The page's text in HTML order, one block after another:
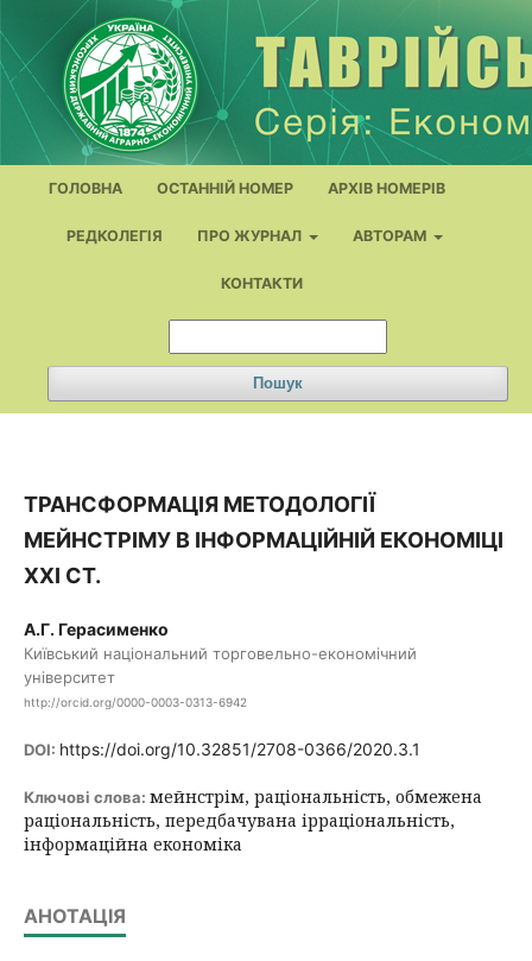
ГОЛОВНА ОСТАННІЙ НОМЕР АРХІВ НОМЕРІВ
РЕДКОЛЕГІЯ ПРО ЖУРНАЛ АВТОРАМ
КОНТАКТИ
Пошук
ТРАНСФОРМАЦІЯ МЕТОДОЛОГІЇ
МЕЙНСТРІМУ В ІНФОРМАЦІЙНІЙ ЕКОНОМІЦІ
ХХІ СТ.
А.Г. Герасименко
Київський національний торговельно-економічний
університет
http://orcid.org/0000-0003-0313-6942
DOI: https://doi.org/10.32851/2708-0366/2020.3.1
Ключові слова: мейнстрім, раціональність, обмежена
раціональність, передбачувана ірраціональність,
інформаційна економіка
АНОТАЦІЯ